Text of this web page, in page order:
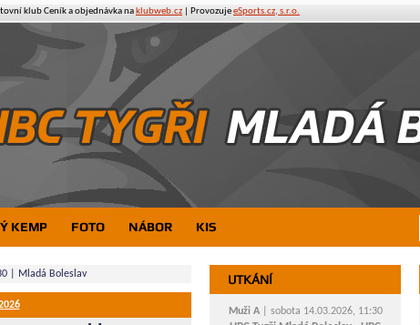
klubCeník a objednávka na klubweb.cz | ProvozujeeSports.cz, s.r.o.
KEMP FOTO NÁBOR KIS
| Mladá Boleslav UTKÁNÍ
Muži A| sobota 14.03.2026, 11:30